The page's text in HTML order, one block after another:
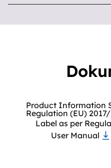
Product Information
Regulation (EU) 2017/
Label as per
User Manual